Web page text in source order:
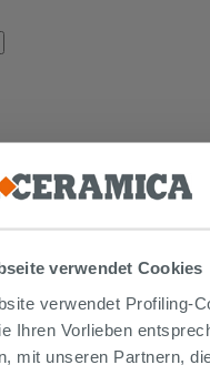
verwendet Cookies
verwendet Profiling-
Ihren Vorlieben
mit unseren Partnern,